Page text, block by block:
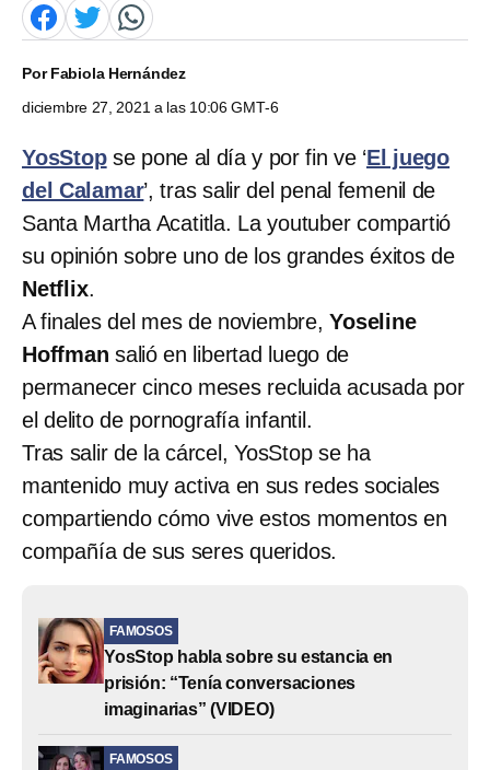
PorFabiola Hernández
diciembre 27, 2021 a las 10:06 GMT-6
YosStopse pone al día y por fin ve ‘El juego
del Calamar’, tras salir del penal femenil de
Santa Martha Acatitla. La youtuber compartió
su opinión sobre uno de los grandes éxitos de
Netflix.
A finales del mes de noviembre,Yoseline
Hoffman salió en libertad luego de
permanecer cinco meses recluida acusada por
el delito de pornografía infantil.
Tras salir de la cárcel, YosStop se ha
mantenido muy activa en sus redes sociales
compartiendo cómo vive estos momentos en
compañía de sus seres queridos.
FAMOSOS
YosStop habla sobre su estancia en
prisión: “Tenía conversaciones
imaginarias” (VIDEO)
FAMOSOS